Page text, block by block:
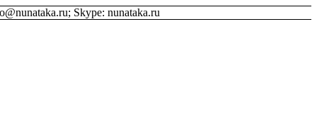
Skype: nunataka.ru